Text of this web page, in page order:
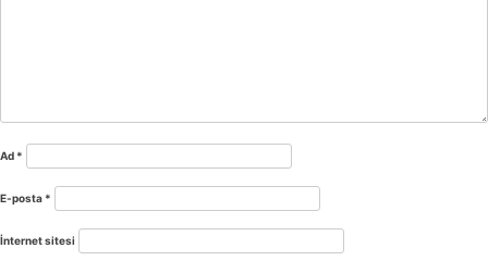
Ad *
E-posta *
İnternet sitesi